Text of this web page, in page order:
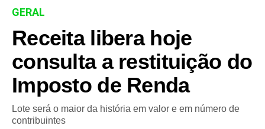
GERAL
Receita libera hoje
consulta a restituição do
Imposto de Renda
Lote será o maior da história em valor e em número de
contribuintes